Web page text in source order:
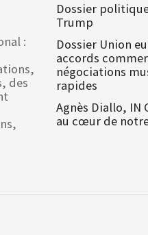
:
des
Dossier
Trump
Dossier Union
accords
négociations
rapides
Agnès Diallo, IN
au cœur de